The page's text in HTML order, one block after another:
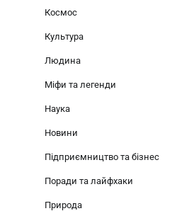
Космос
Культура
Людина
Міфи та легенди
Наука
Новини
Підприємництво та бізнес
Поради та лайфхаки
Природа